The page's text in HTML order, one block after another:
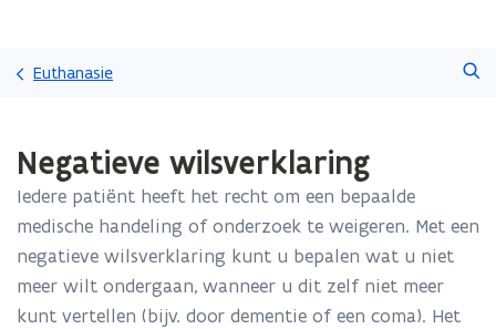
gaan
Euthanasie
met
laden.
bevindt
op:
Negatieve
wilsverklaring
Negatieve wilsverklaring
Iedere patiënt heeft het recht om een bepaalde
medische handeling of onderzoek te weigeren. Met een
negatieve wilsverklaring kunt u bepalen wat u niet
meer wilt ondergaan, wanneer u dit zelf niet meer
kunt vertellen (bijv. door dementie of een coma). Het